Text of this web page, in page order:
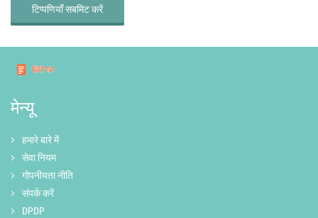
टिप्पणियाँ सबमिट करें
मेन्यू
हमारे बारे में
सेवा नियम
गोपनीयता नीति
संपर्क करें
DPDP